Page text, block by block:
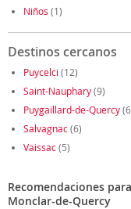
Niños (1)
Destinos cercanos
Puycelci (12)
Saint-Nauphary(9)
Puygaillard-de-Quercy
Salvagnac(6)
Vaissac(5)
Recomendaciones
Monclar-de-Quercy